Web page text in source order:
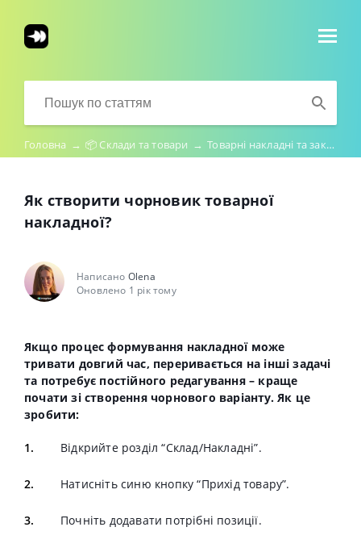
Головна → 📦 Склади та товари → Товарні накладні та закупівля
Як створити чорновик товарної
накладної?
Написано Olena
Оновлено 1 рік тому
Якщо процес формування накладної може
тривати довгий час, переривається на інші задачі
та потребує постійного редагування – краще
почати зі створення чорнового варіанту. Як це
зробити:
Відкрийте розділ “Склад/Накладні”.
Натисніть синю кнопку “Прихід товару”.
Почніть додавати потрібні позиції.